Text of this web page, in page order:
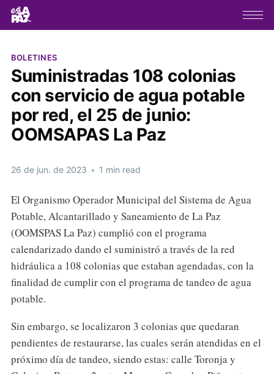
BOLETINES
Suministradas 108 colonias
con servicio de agua potable
por red, el 25 de junio:
OOMSAPAS La Paz
26 de jun. de 2023 • 1 min read
El Organismo Operador Municipal del Sistema de Agua
Potable, Alcantarillado y Saneamiento de La Paz
(OOMSPAS La Paz) cumplió con el programa
calendarizado dando el suministró a través de la red
hidráulica a 108 colonias que estaban agendadas, con la
finalidad de cumplir con el programa de tandeo de agua
potable.
Sin embargo, se localizaron 3 colonias que quedaran
pendientes de restaurarse, las cuales serán atendidas en el
próximo día de tandeo, siendo estas: calle Toronja y